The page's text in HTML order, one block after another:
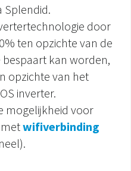
Splendid.
door
ten opzichte van de
kan worden,
opzichte van het
inverter.
mogelijkheid voor
wifiverbinding